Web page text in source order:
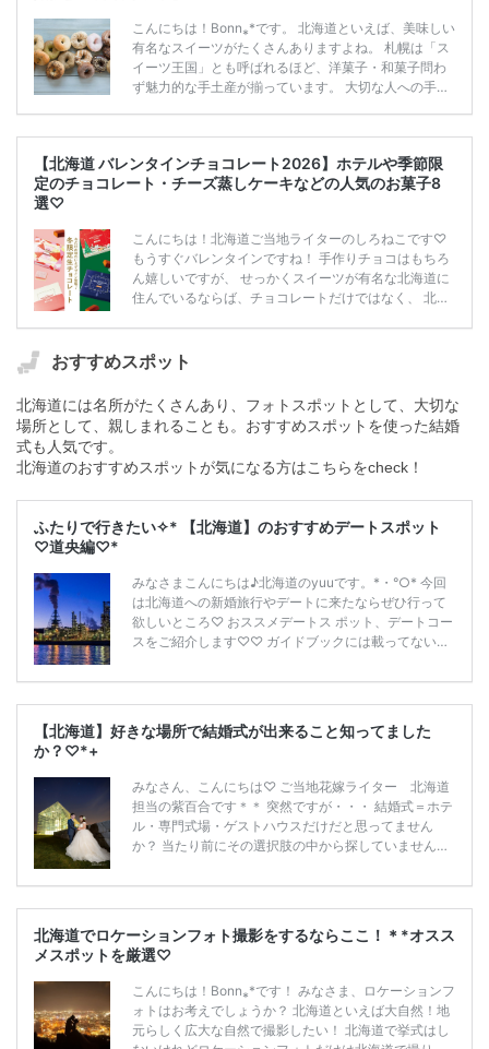
ントはいかがでしょうか♫ 今回は北海道にこだわった
プチギフトにオススメお菓子のご紹介です♡♡ […] 続
きを読む
こんにちは！Bonn⁎*です。 北海道といえば、美味しい
有名なスイーツがたくさんありますよね。 札幌は「ス
イーツ王国」とも呼ばれるほど、洋菓子・和菓子問わ
ず魅力的な手土産が揃っています。 大切な人への手土
します。 洋菓子から和菓子まで幅広くまとめましたの
で、結婚挨拶や帰省時のギフトにもぴったりです。 ▼
グ｜プラコレや式場紹介サイトを徹底比較 札幌 […]続
きを読む
【北海道 バレンタインチョコレート2026】ホテルや季節限
定のチョコレート・チーズ蒸しケーキなどの人気のお菓子8
選♡
こんにちは！北海道ご当地ライターのしろねこです♡
もうすぐバレンタインですね！ 手作りチョコはもちろ
ん嬉しいですが、 せっかくスイーツが有名な北海道に
住んでいるならば、チョコレートだけではなく、 北海
ンタインにされるのはいかがでしょうか。 今回は北海
道発祥のお菓子メーカーやホテルから厳選して、 バレ
ンタインにぴったりなスイーツ8選をご紹介しますので
ぜひご覧くださいね♡ それでは早速ご紹介いたしま
す！ ①ROYCE’「生チョコレート（ストロベリーシ
おすすめスポット
北海道には名所がたくさんあり、フォトスポットとして、大切な
場所として、親しまれることも。おすすめスポットを使った結婚
式も人気です。
北海道のおすすめスポットが気になる方はこちらをcheck！
ふたりで行きたい✧* 【北海道】のおすすめデートスポット
♡道央編♡*
みなさまこんにちは♪北海道のyuuです。*・°○* 今回
は北海道への新婚旅行やデートに来たならぜひ行って
欲しいところ♡ おススメデートス ポット、デートコー
スをご紹介します♡♡ ガイドブックには載ってない穴
たらどこに行きたいですか? 中心部の札幌?ラーメンが
有名な旭川や夜景の綺麗な函館、そして海産物も食べ
たいですよね??❤ 実際にあったのですが、道外の友人
が北海道に来るので、案内してほしい。 「一泊2日
い!」とのこと、、、。 「無理です!!」笑 移動で半日か
かります!笑。 北海道の大きさですが、 […] 続きを読む
【北海道】好きな場所で結婚式が出来ること知ってました
か？♡*+
みなさん、こんにちは♡ ご当地花嫁ライター 北海道
担当の紫百合です＊＊ 突然ですが・・・ 結婚式＝ホテ
ル・専門式場・ゲストハウスだけだと思ってません
か？ 当たり前にその選択肢の中から探していません
タートする一生に一度の大切な記念日。 だからこそ、
結婚式場というカタチに捉われず、好きな場所で好き
な人達と自分達らしく挙げるのがイマドキの結婚式。
ふたりの思い出の場所、よく行く場所、理想とするシ
チュエーション・・・ イマドキは、どんな場所でも自
分好みの結婚式場に変身してしまうんです！！！ 結婚
式場探しを始めたプレ花嫁のみなさんに 選択肢が無限
大にある […] 続きを読む
北海道でロケーションフォト撮影をするならここ！＊*オスス
メスポットを厳選♡
こんにちは！Bonn⁎*です！ みなさま、ロケーションフ
ォトはお考えでしょうか？ 北海道といえば大自然！地
元らしく広大な自然で撮影したい！ 北海道で挙式はし